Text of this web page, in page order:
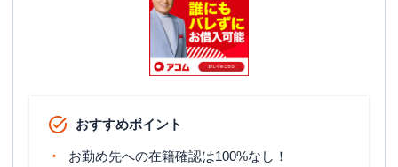
おすすめポイント
お勤め先への在籍確認は100%なし！